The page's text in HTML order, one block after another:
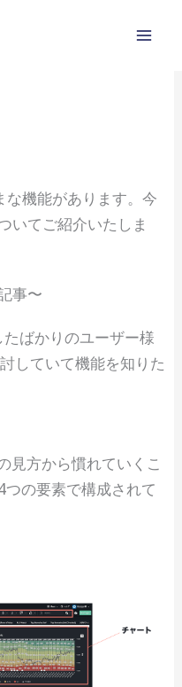
機能があります。今
いてご紹介いたしま
事〜
ばかりのユーザー様
していて機能を知りた
方から慣れていくこ
の要素で構成されて